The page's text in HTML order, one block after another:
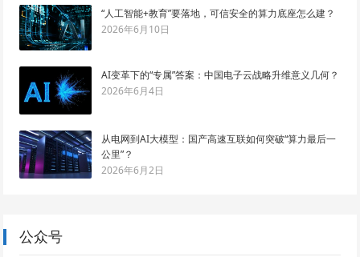
“人工智能+教育”要落地，可信安全的算力底座怎么建？
2026年6月10日
AI变革下的“专属”答案：中国电子云战略升维意义几何？
2026年6月4日
从电网到AI大模型：国产高速互联如何突破“算力最后一
公里”？
2026年6月2日
公众号